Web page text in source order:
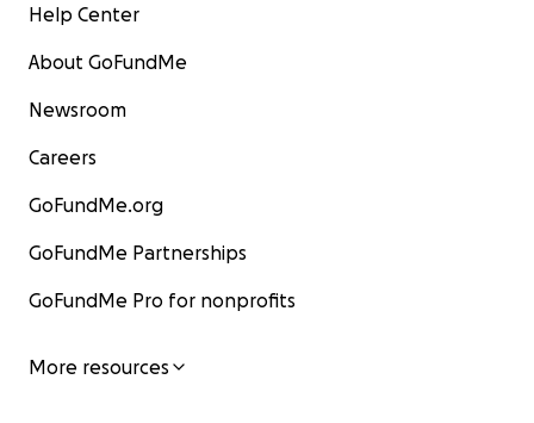
Help Center
About GoFundMe
Newsroom
Careers
GoFundMe.org
GoFundMe Partnerships
GoFundMe Pro for nonprofits
More resources